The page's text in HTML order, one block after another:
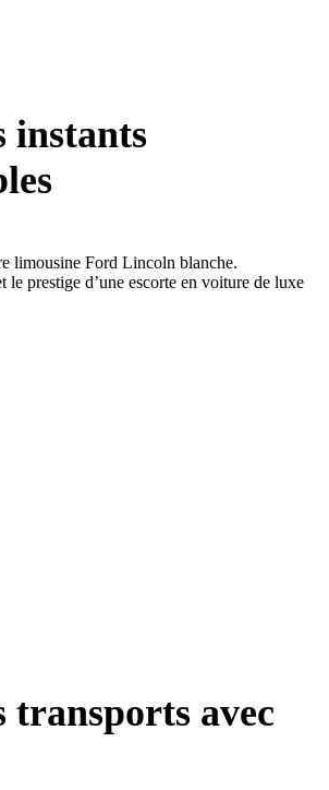
instants
limousine Ford Lincoln blanche.
le prestige d’une escorte en voiture de luxe
transports avec